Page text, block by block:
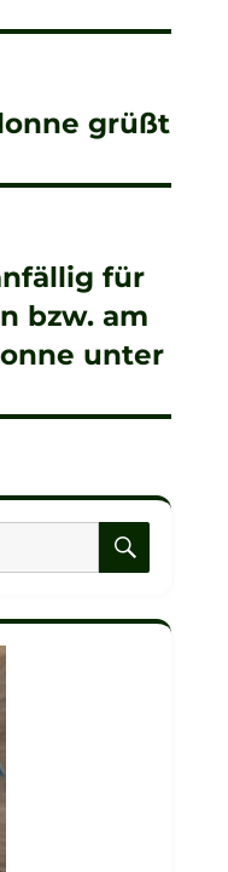
grüßt
für
bzw. am
unter